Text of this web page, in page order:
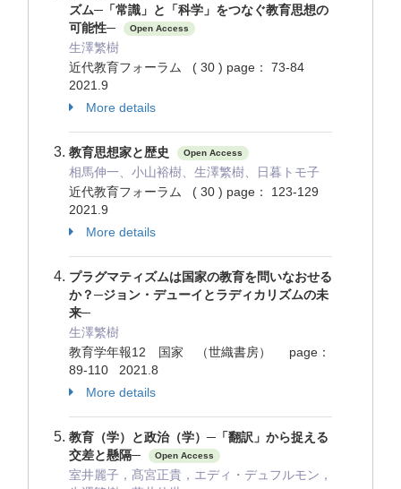
ズム─「常識」と「科学」をつなぐ教育思想の
可能性─
Open Access
生澤繁樹
近代教育フォーラム ( 30 ) page： 73-84
2021.9
More details
教育思想家と歴史 Open Access
相馬伸一、小山裕樹、生澤繁樹、日暮トモ子
近代教育フォーラム ( 30 ) page： 123-129
2021.9
More details
プラグマティズムは国家の教育を問いなおせる
か？─ジョン・デューイとラディカリズムの未
来─
生澤繁樹
教育学年報12 国家 （世織書房） page：
89-110 2021.8
More details
教育（学）と政治（学）─「翻訳」から捉える
交差と懸隔─
Open Access
室井麗子，髙宮正貴，エディ・デュフルモン，